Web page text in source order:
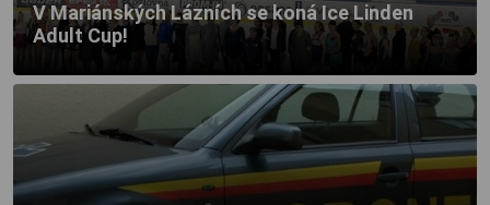
V Mariánských Lázních se koná Ice Linden
Adult Cup!